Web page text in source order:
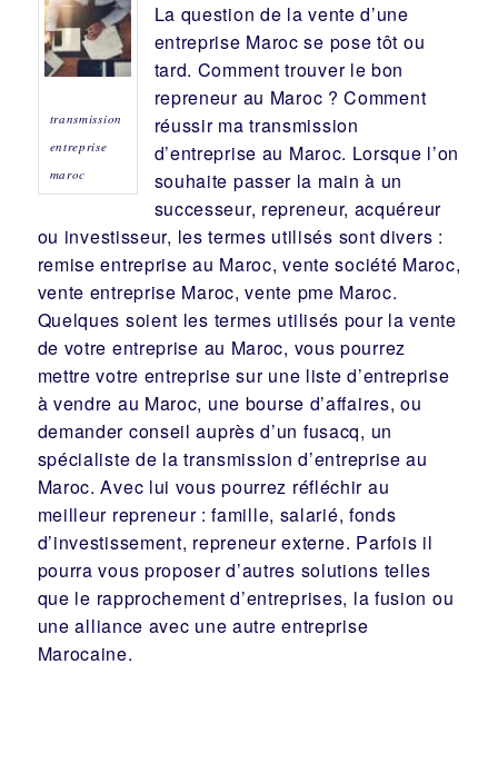
transmission
entreprise
maroc
La question de la vente d’une
entreprise Maroc se pose tôt ou
tard. Comment trouver le bon
repreneurau Maroc ? Comment
réussir matransmission
d’entreprise au Maroc. Lorsque l’on
souhaite passer la main à un
successeur, repreneur, acquéreur
ou investisseur, les termes utilisés sont divers :
remise entreprise au Maroc, ventesociété Maroc,
vente entreprise Maroc, vente pme Maroc.
Quelques soient les termes utilisés pour la vente
de votre entreprise au Maroc, vous pourrez
mettre votre entreprise sur une liste d’entreprise
à vendre au Maroc, une bourse d’affaires, ou
demander conseil auprès d’un fusacq, un
spécialiste de latransmission d’entreprise au
Maroc. Avec lui vous pourrez réfléchir au
meilleur repreneur:famille, salarié, fonds
d’investissement, repreneur externe. Parfois il
pourra vous proposer d’autres solutions telles
que le rapprochement d’entreprises, la fusion ou
unealliance avec une autre entreprise
Marocaine.